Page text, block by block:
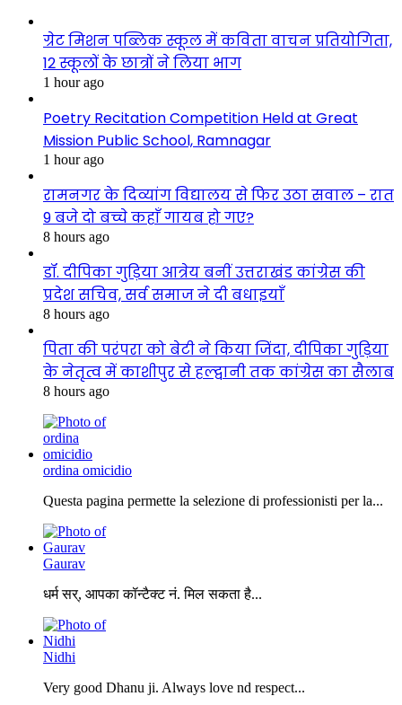
ग्रेट मिशन पब्लिक स्कूल में कविता वाचन प्रतियोगिता,
12 स्कूलों के छात्रों ने लिया भाग
1 hour ago
Poetry Recitation Competition Held at Great
Mission Public School, Ramnagar
1 hour ago
रामनगर के दिव्यांग विद्यालय से फिर उठा सवाल – रात
9 बजे दो बच्चे कहाँ गायब हो गए?
8 hours ago
डॉ. दीपिका गुड़िया आत्रेय बनीं उत्तराखंड कांग्रेस की
प्रदेश सचिव, सर्व समाज ने दी बधाइयाँ
8 hours ago
पिता की परंपरा को बेटी ने किया जिंदा, दीपिका गुड़िया
के नेतृत्व में काशीपुर से हल्द्वानी तक कांग्रेस का सैलाब
8 hours ago
ordina omicidio
Questa pagina permette la selezione di professionisti per la...
Gaurav
धर्म सर्, आपका कॉन्टैक्ट नं. मिल सकता है...
Nidhi
Very good Dhanu ji. Always love nd respect...